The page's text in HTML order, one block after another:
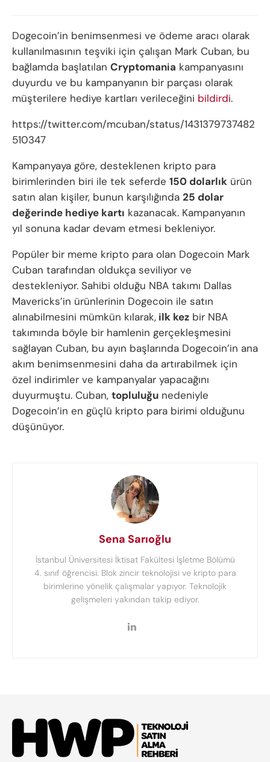
Dogecoin’in benimsenmesi ve ödeme aracı olarak
kullanılmasının teşviki için çalışan Mark Cuban, bu
bağlamda başlatılan Cryptomania kampanyasını
duyurdu ve bu kampanyanın bir parçası olarak
müşterilere hediye kartları verileceğini bildirdi.
https://twitter.com/mcuban/status/1431379737482
510347
Kampanyaya göre, desteklenen kripto para
birimlerinden biri ile tek seferde 150 dolarlık ürün
satın alan kişiler, bunun karşılığında 25 dolar
değerinde hediye kartı kazanacak. Kampanyanın
yıl sonuna kadar devam etmesi bekleniyor.
Popüler bir meme kripto para olan Dogecoin Mark
Cuban tarafından oldukça seviliyor ve
destekleniyor. Sahibi olduğu NBA takımı Dallas
Mavericks’in ürünlerinin Dogecoin ile satın
alınabilmesini mümkün kılarak, ilk kez bir NBA
takımında böyle bir hamlenin gerçekleşmesini
sağlayan Cuban, bu ayın başlarında Dogecoin’in ana
akım benimsenmesini daha da artırabilmek için
özel indirimler ve kampanyalar yapacağını
duyurmuştu. Cuban, topluluğu nedeniyle
Dogecoin’in en güçlü kripto para birimi olduğunu
düşünüyor.
Sena Sarıoğlu
İstanbul Üniversitesi İktisat Fakültesi İşletme Bölümü
4. sınıf öğrencisi. Blok zincir teknolojisi ve kripto para
birimlerine yönelik çalışmalar yapıyor. Teknolojik
gelişmeleri yakından takip ediyor.